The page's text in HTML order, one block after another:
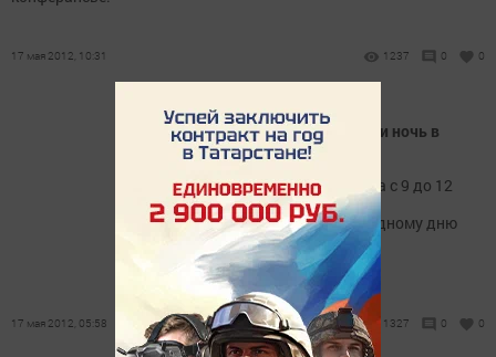
17 мая 2012, 10:31 1237 0 0
Елабужане проведут день и ночь в
музее
Завтра на площади Ленина с 9 до 12
часов состоится праздник,
посвященный Международному дню
музеев.
17 мая 2012, 05:58 1327 0 0